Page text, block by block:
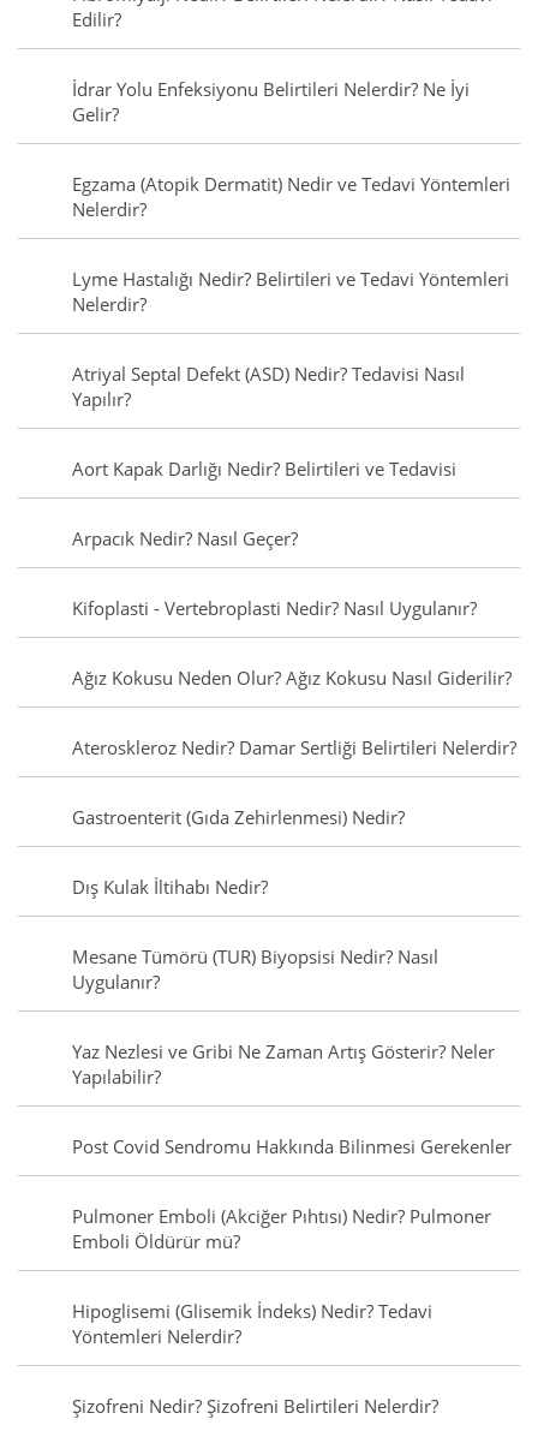
Edilir?
İdrar Yolu Enfeksiyonu Belirtileri Nelerdir? Ne İyi
Gelir?
Egzama (Atopik Dermatit) Nedir ve Tedavi Yöntemleri
Nelerdir?
Lyme Hastalığı Nedir? Belirtileri ve Tedavi Yöntemleri
Nelerdir?
Atriyal Septal Defekt (ASD) Nedir? Tedavisi Nasıl
Yapılır?
Aort Kapak Darlığı Nedir? Belirtileri ve Tedavisi
Arpacık Nedir? Nasıl Geçer?
Kifoplasti - Vertebroplasti Nedir? Nasıl Uygulanır?
Ağız Kokusu Neden Olur? Ağız Kokusu Nasıl Giderilir?
Ateroskleroz Nedir? Damar Sertliği Belirtileri Nelerdir?
Gastroenterit (Gıda Zehirlenmesi) Nedir?
Dış Kulak İltihabı Nedir?
Mesane Tümörü (TUR) Biyopsisi Nedir? Nasıl
Uygulanır?
Yaz Nezlesi ve Gribi Ne Zaman Artış Gösterir? Neler
Yapılabilir?
Post Covid Sendromu Hakkında Bilinmesi Gerekenler
Pulmoner Emboli (Akciğer Pıhtısı) Nedir? Pulmoner
Emboli Öldürür mü?
Hipoglisemi (Glisemik İndeks) Nedir? Tedavi
Yöntemleri Nelerdir?
Şizofreni Nedir? Şizofreni Belirtileri Nelerdir?